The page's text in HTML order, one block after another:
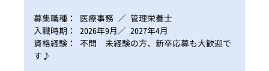
募集職種： 医療事務 ／ 管理栄養士
入職時期： 2026年9月／ 2027年4月
資格経験： 不問 未経験の方、新卒応募も大歓迎で
す♪